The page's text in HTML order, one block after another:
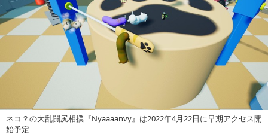
ネコ？の大乱闘尻相撲『Nyaaaanvy』は2022年4月22日に早期アクセス開
始予定